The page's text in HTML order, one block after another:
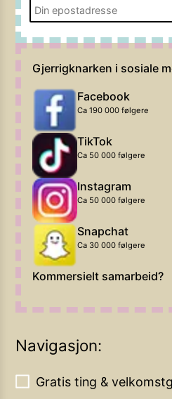
Gjerrigknarken i sosiale
Facebook
Ca 190 000 følgere
TikTok
Ca 50 000 følgere
Instagram
Ca 50 000 følgere
Snapchat
Ca 30 000 følgere
Kommersielt samarbeid?
Navigasjon:
Gratis ting &